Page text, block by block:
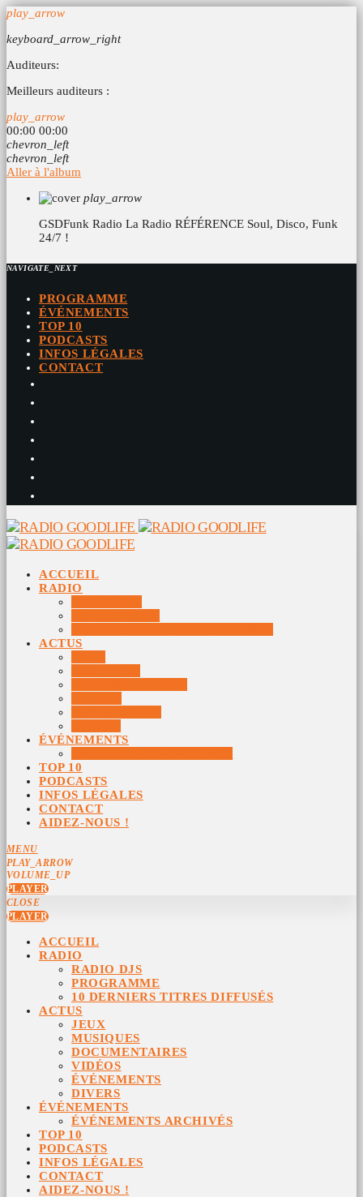
play_arrow
keyboard_arrow_right
Auditeurs:
Meilleurs auditeurs :
play_arrow
00:00 00:00
chevron_left
chevron_left
Aller à l'album
play_arrow
GSDFunk Radio La Radio RÉFÉRENCE Soul, Disco, Funk
24/7 !
NAVIGATE_NEXT
PROGRAMME
ÉVÉNEMENTS
TOP 10
PODCASTS
INFOS LÉGALES
CONTACT
ACCUEIL
RADIO
ACTUS
ÉVÉNEMENTS
TOP 10
PODCASTS
INFOS LÉGALES
CONTACT
AIDEZ-NOUS !
MENU
PLAY_ARROW
VOLUME_UP
PLAYER
CLOSE
PLAYER
ACCUEIL
RADIO
RADIO DJS
PROGRAMME
10 DERNIERS TITRES DIFFUSÉS
ACTUS
JEUX
MUSIQUES
DOCUMENTAIRES
VIDÉOS
ÉVÉNEMENTS
DIVERS
ÉVÉNEMENTS
ÉVÉNEMENTS ARCHIVÉS
TOP 10
PODCASTS
INFOS LÉGALES
CONTACT
AIDEZ-NOUS !